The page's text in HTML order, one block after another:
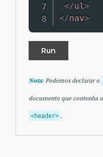
</ul >
</nav>
Run
Nota: Podemos declarar o
documento que contenha
<header> .